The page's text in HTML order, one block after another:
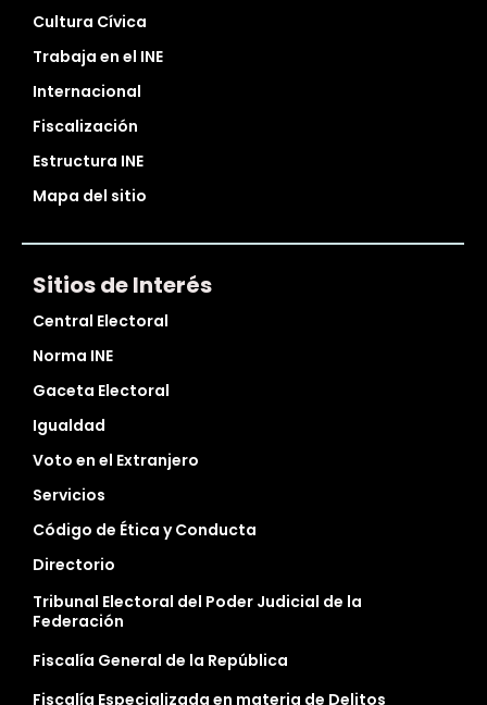
Cultura Cívica
Trabaja en el INE
Internacional
Fiscalización
Estructura INE
Mapa del sitio
Sitios de Interés
Central Electoral
Norma INE
Gaceta Electoral
Igualdad
Voto en el Extranjero
Servicios
Código de Ética y Conducta
Directorio
Tribunal Electoral del Poder Judicial de la
Federación
Fiscalía General de la República
Fiscalía Especializada en materia de Delitos